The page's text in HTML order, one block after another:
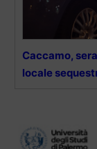
Caccamo,
locale